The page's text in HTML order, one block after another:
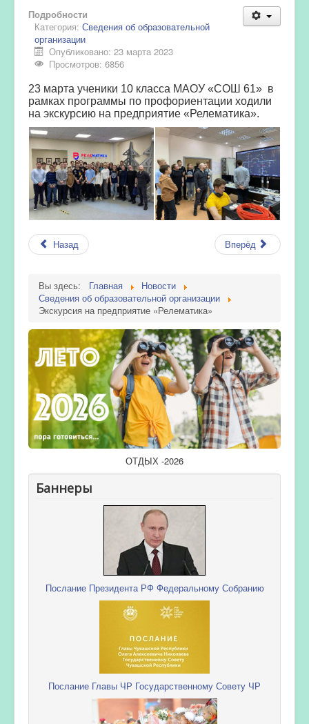
Подробности
Категория: Сведения об образовательной
организации
Опубликовано: 23 марта 2023
Просмотров: 6856
23 марта ученики 10 класса МАОУ «СОШ 61» в
рамках программы по профориентации ходили
на экскурсию на предприятие «Релематика».
Назад Вперёд
Вы здесь: Главная
Новости
Сведения об образовательной организации
Экскурсия на предприятие «Релематика»
ОТДЫХ -2026
Баннеры
Послание Президента РФ Федеральному Собранию
Послание Главы ЧР Государственному Совету ЧР